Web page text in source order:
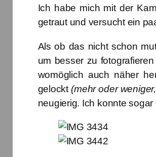
Ich habe mich mit der
getraut und versucht ein
Als ob das nicht schon
um besser zu
womöglich auch näher
gelockt (mehr oder
neugierig. Ich konnte